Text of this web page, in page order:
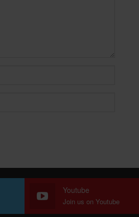
Youtube
Join us on Youtube